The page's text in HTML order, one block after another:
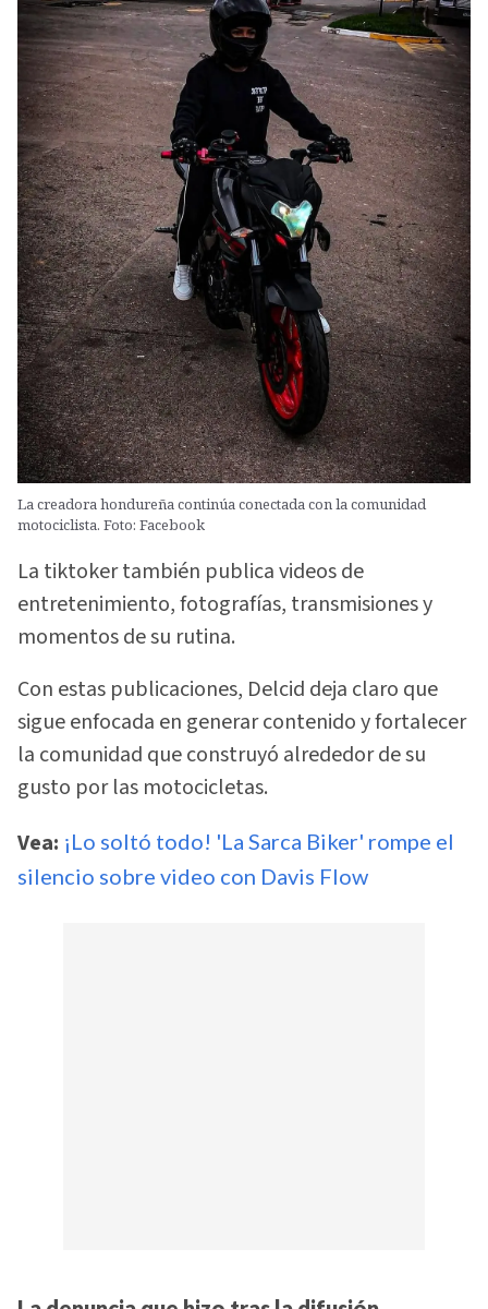
La creadora hondureña continúa conectada con la comunidad
motociclista. Foto: Facebook
La tiktoker también publica videos de
entretenimiento, fotografías, transmisiones y
momentos de su rutina.
Con estas publicaciones, Delcid deja claro que
sigue enfocada en generar contenido y fortalecer
la comunidad que construyó alrededor de su
gusto por las motocicletas.
Vea: ¡Lo soltó todo! 'La Sarca Biker' rompe el
silencio sobre video con Davis Flow